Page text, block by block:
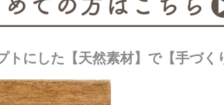
トにした【天然素材】で【手づく